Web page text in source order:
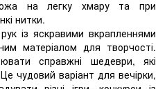
на легку хмару та при
нитки.
із яскравими вкрапленнями
матеріалом для творчості.
справжні шедеври, які
чудовий варіант для вечірки,